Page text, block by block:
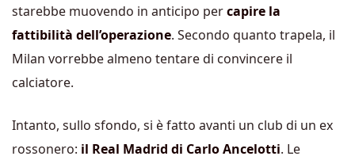
starebbe muovendo in anticipo percapire la
fattibilità dell’operazione. Secondo quanto trapela, il
Milan vorrebbe almeno tentare di convincere il
calciatore.
Intanto, sullo sfondo, si è fatto avanti un club di un ex
rossonero: il Real Madrid di Carlo Ancelotti. Le